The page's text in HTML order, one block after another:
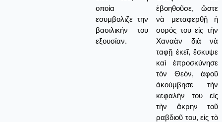
οποία
εσυμβολιζε την
βασιλικήν του
εξουσίαν.
ἐβοηθοῦσε, ὥστε
νὰ μεταφερθῇ ἡ
σορός του εἰς τὴν
Χαναὰν διὰ νὰ
ταφῇ ἐκεῖ, ἔσκυψε
καὶ ἐπροσκύνησε
τὸν Θεόν, ἀφοῦ
ἀκούμβησε τὴν
κεφαλήν του εἰς
τὴν ἄκρην τοῦ
ραβδιοῦ του, εἰς τὸ